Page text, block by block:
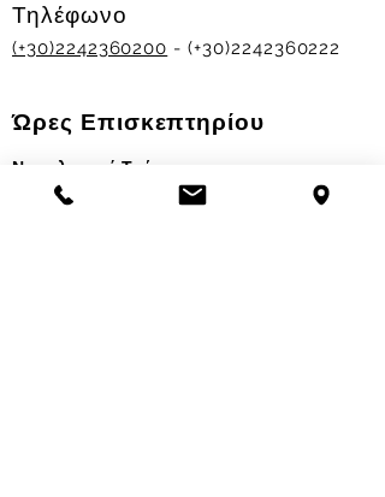
Τηλέφωνο
(+30)2242360200 - (+30)2242360222
Ώρες Επισκεπτηρίου
Νοσηλευτικά Τμήματα
Χειμερινό ωράριο: 11.00-13.00
17.30-19.30